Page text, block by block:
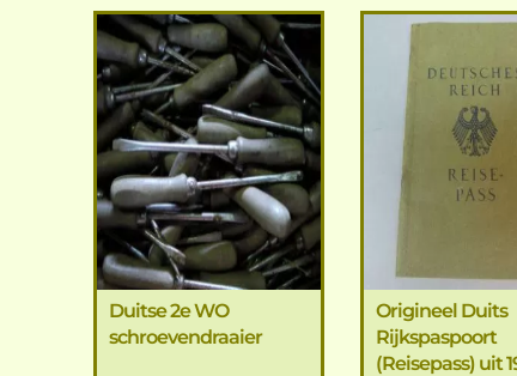
Duitse 2e WO
schroevendraaier
Origineel Duits
Rijkspaspoort
(Reisepass) uit